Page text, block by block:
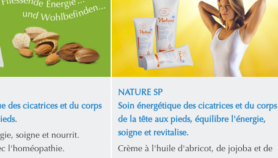
des cicatrices et du corps
soigne et nourrit.
l'homéopathie.
NATURE SP
Soin énergétique des cicatrices et du corps
de la tête aux pieds, équilibre l'énergie,
soigne et revitalise.
Crème à l'huile d'abricot, de jojoba et de